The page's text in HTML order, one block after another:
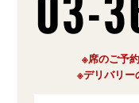
03-
※席のご予
※デリバリー